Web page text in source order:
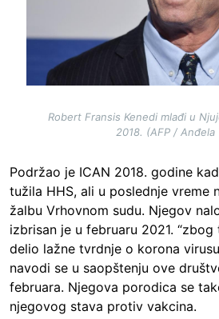
Robert Fransis Kenedi mlađi u
2018. (AFP / Anđela
Podržao je ICAN 2018. godine
tužila HHS, ali u poslednje vreme
žalbu Vrhovnom sudu. Njegov
izbrisan je u februaru 2021.
delio lažne tvrdnje o korona
navodi se u saopštenju ove
februara. Njegova porodica se
njegovog stava protiv vakcina.